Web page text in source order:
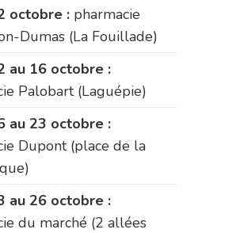
octobre : pharmacie
Dumas (La Fouillade)
au 16 octobre :
Palobart (Laguépie)
au 23 octobre :
Dupont (place de la
au 26 octobre :
du marché (2 allées